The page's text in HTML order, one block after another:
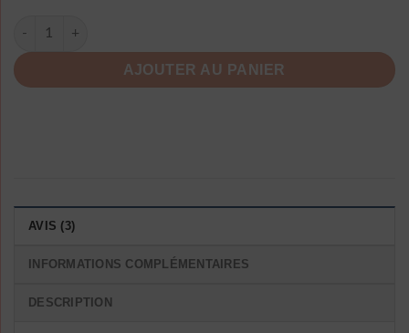
quantité de Robe Longue A Pois Tenue Femme Vintage Chic
AJOUTER AU PANIER
AVIS (3)
INFORMATIONS COMPLÉMENTAIRES
DESCRIPTION